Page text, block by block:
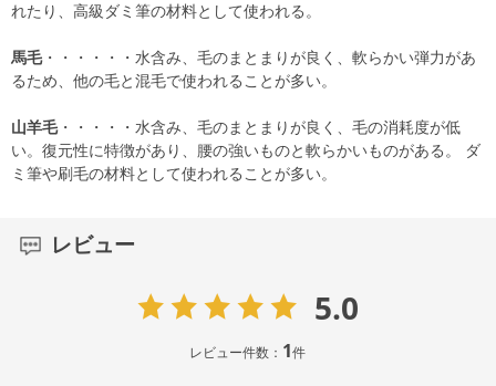
れたり、高級ダミ筆の材料として使われる。
馬毛・・・・・・水含み、毛のまとまりが良く、軟らかい弾力があ
るため、他の毛と混毛で使われることが多い。
山羊毛・・・・・水含み、毛のまとまりが良く、毛の消耗度が低
い。復元性に特徴があり、腰の強いものと軟らかいものがある。 ダ
ミ筆や刷毛の材料として使われることが多い。
レビュー
5.0
レビュー件数： 1件